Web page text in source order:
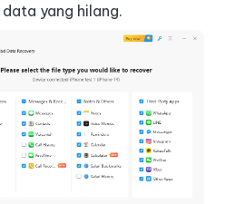
yang hilang.